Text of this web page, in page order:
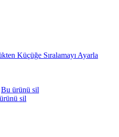
Küçüğe Sıralamayı Ayarla
Bu ürünü sil
sil